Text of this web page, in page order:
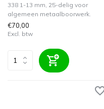
338 1-13 mm, 25-delig voor
algemeen metaalboorwerk.
€70,00
Excl. btw